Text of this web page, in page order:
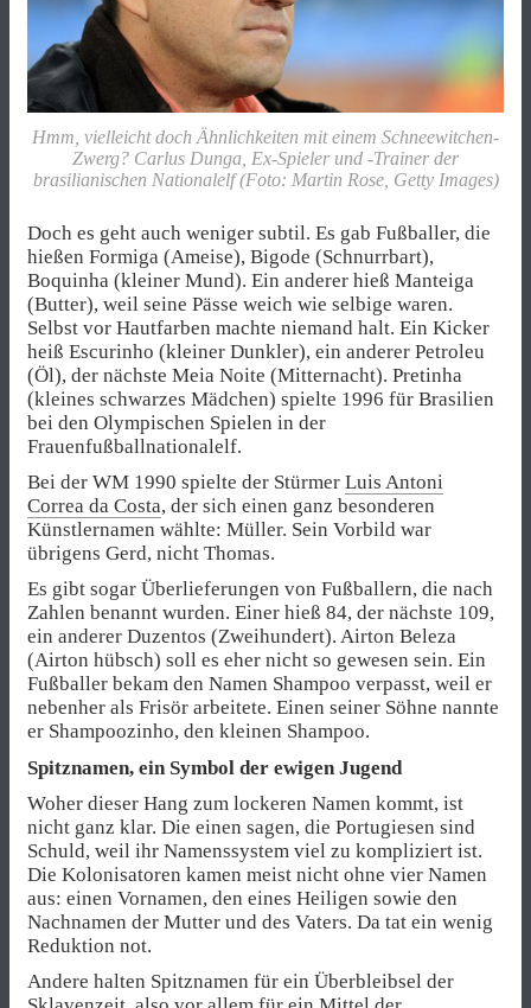
Hmm, vielleicht doch Ähnlichkeiten mit einem Schneewitchen-
Zwerg? Carlus Dunga, Ex-Spieler und -Trainer der
brasilianischen Nationalelf (Foto: Martin Rose, Getty Images)
Doch es geht auch weniger subtil. Es gab Fußballer, die
hießen Formiga (Ameise), Bigode (Schnurrbart),
Boquinha (kleiner Mund). Ein anderer hieß Manteiga
(Butter), weil seine Pässe weich wie selbige waren.
Selbst vor Hautfarben machte niemand halt. Ein Kicker
heiß Escurinho (kleiner Dunkler), ein anderer Petroleu
(Öl), der nächste Meia Noite (Mitternacht). Pretinha
(kleines schwarzes Mädchen) spielte 1996 für Brasilien
bei den Olympischen Spielen in der
Frauenfußballnationalelf.
Bei der WM 1990 spielte der Stürmer Luis Antoni
Correa da Costa, der sich einen ganz besonderen
Künstlernamen wählte: Müller. Sein Vorbild war
übrigens Gerd, nicht Thomas.
Es gibt sogar Überlieferungen von Fußballern, die nach
Zahlen benannt wurden. Einer hieß 84, der nächste 109,
ein anderer Duzentos (Zweihundert). Airton Beleza
(Airton hübsch) soll es eher nicht so gewesen sein. Ein
Fußballer bekam den Namen Shampoo verpasst, weil er
nebenher als Frisör arbeitete. Einen seiner Söhne nannte
er Shampoozinho, den kleinen Shampoo.
Spitznamen, ein Symbol der ewigen Jugend
Woher dieser Hang zum lockeren Namen kommt, ist
nicht ganz klar. Die einen sagen, die Portugiesen sind
Schuld, weil ihr Namenssystem viel zu kompliziert ist.
Die Kolonisatoren kamen meist nicht ohne vier Namen
aus: einen Vornamen, den eines Heiligen sowie den
Nachnamen der Mutter und des Vaters. Da tat ein wenig
Reduktion not.
Andere halten Spitznamen für ein Überbleibsel der